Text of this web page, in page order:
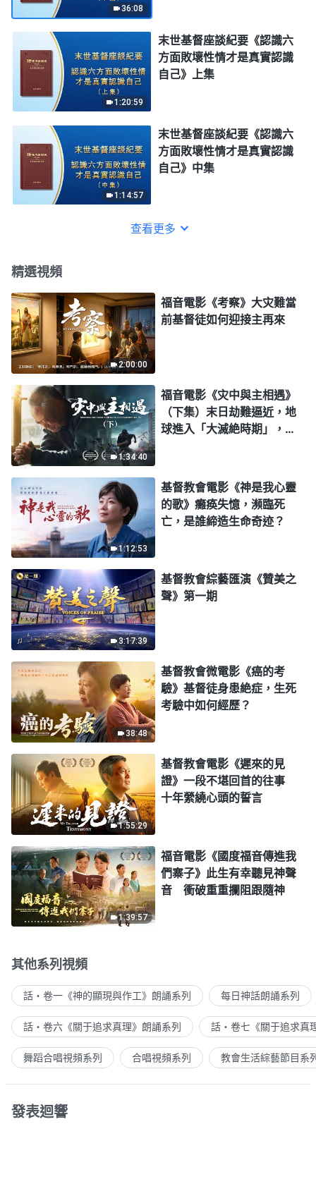
36:08
1:20:59
末世基督座談紀要《認識六
方面敗壞性情才是真實認識
自己》上集
1:14:57
末世基督座談紀要《認識六
方面敗壞性情才是真實認識
自己》中集
查看更多
精選視頻
2:00:00
福音電影《考察》大灾難當
前基督徒如何迎接主再來
1:34:40
福音電影《灾中與主相遇》
（下集）末日劫難逼近，地
球進入「大滅絶時期」，人
1:12:53
基督教會電影《神是我心靈
的歌》癱痪失憶，瀕臨死
亡，是誰締造生命奇迹？
3:17:39
基督教會綜藝匯演《贊美之
聲》第一期
38:48
基督教會微電影《癌的考
驗》基督徒身患絶症，生死
考驗中如何經歷？
1:55:29
基督教會電影《遲來的見
證》一段不堪回首的往事
十年縈繞心頭的誓言
1:39:57
福音電影《國度福音傳進我
們寨子》此生有幸聽見神聲
音 衝破重重攔阻跟隨神
其他系列視頻
話・卷一《神的顯現與作工》朗誦系列 每日神話朗誦系列
話・卷六《關于追求真理》朗誦系列 話・卷七《關于追求真
舞蹈合唱視頻系列 合唱視頻系列 教會生活綜藝節目系
發表迴響